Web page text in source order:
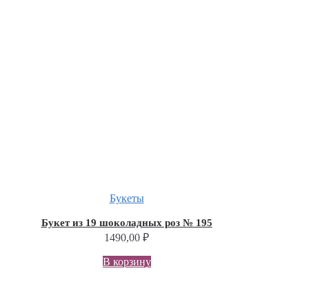
Букеты
Букет из 19 шоколадных роз № 195
1490,00₽
В корзину